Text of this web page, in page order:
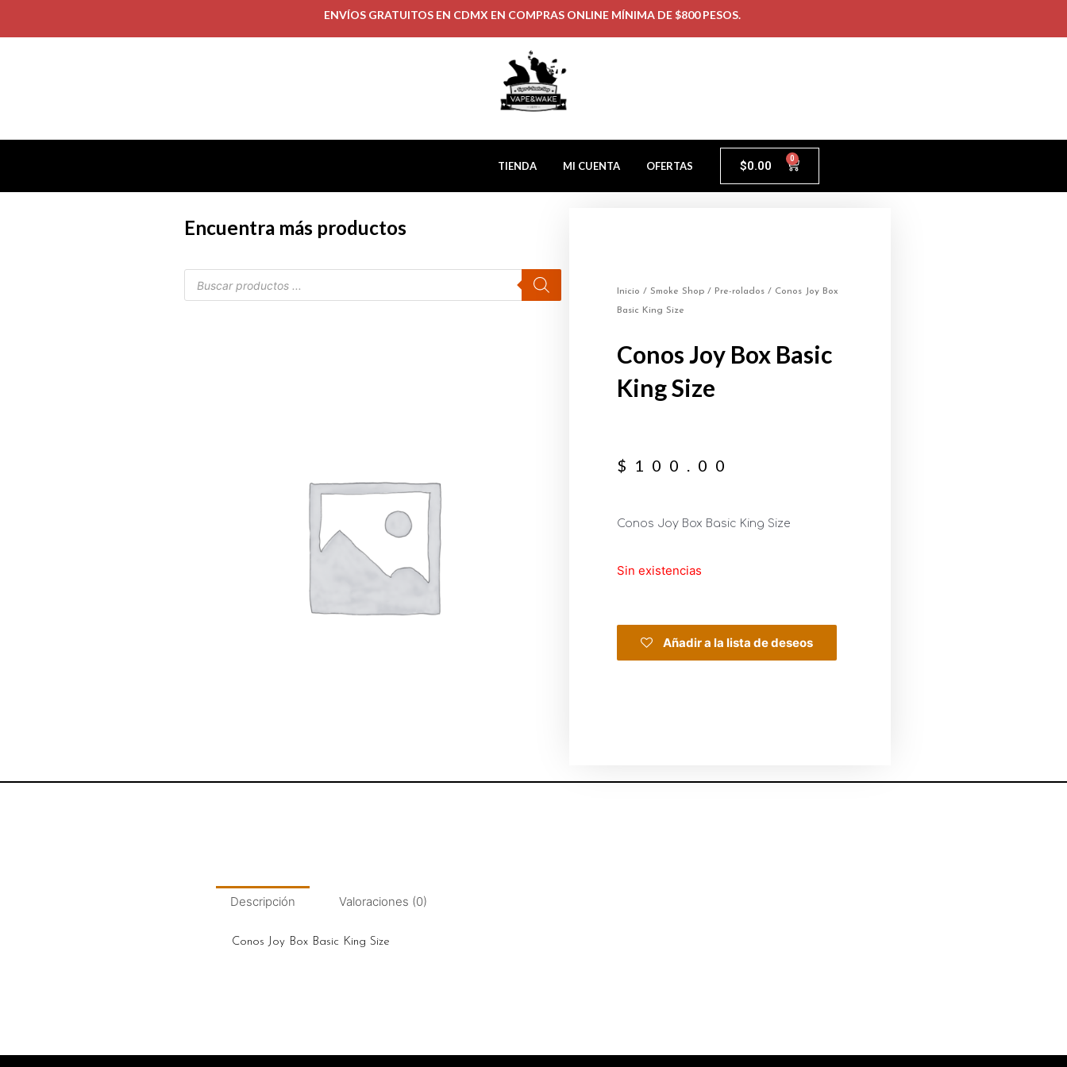
ENVÍOS GRATUITOS EN CDMX EN COMPRAS ONLINE MÍNIMA DE $800 PESOS.
TIENDA MI CUENTA OFERTAS $0.00 0
Encuentra más productos
Inicio / Smoke Shop / Pre-rolados / Conos Joy Box
Basic King Size
Conos Joy Box Basic
King Size
$ 100.00
Conos Joy Box Basic King Size
Sin existencias
Añadir a la lista de deseos
Descripción Valoraciones (0)
Conos Joy Box Basic King Size